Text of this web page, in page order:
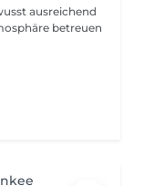
ausreichend
betreuen